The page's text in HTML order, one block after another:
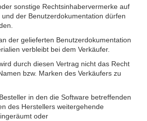
sonstige Rechtsinhabervermerke auf
der Benutzerdokumentation dürfen
der gelieferten Benutzerdokumentation
verbleibt bei dem Verkäufer.
durch diesen Vertrag nicht das Recht
bzw. Marken des Verkäufers zu
in den die Software betreffenden
des Herstellers weitergehende
oder